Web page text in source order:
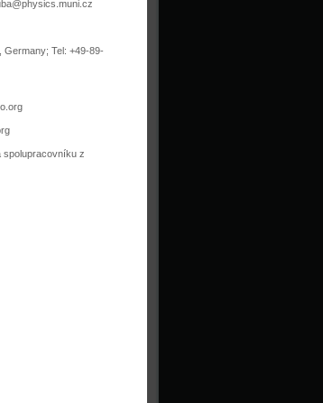
Germany; Tel: +49-89-
spolupracovníku z